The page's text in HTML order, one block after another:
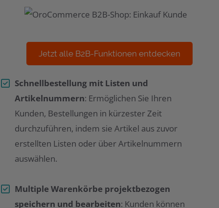
Jetzt alle B2B-Funktionen entdecken
Schnellbestellung mit Listen und
Artikelnummern: Ermöglichen Sie Ihren
Kunden, Bestellungen in kürzester Zeit
durchzuführen, indem sie Artikel aus zuvor
erstellten Listen oder über Artikelnummern
auswählen.
Multiple Warenkörbe projektbezogen
speichern und bearbeiten: Kunden können